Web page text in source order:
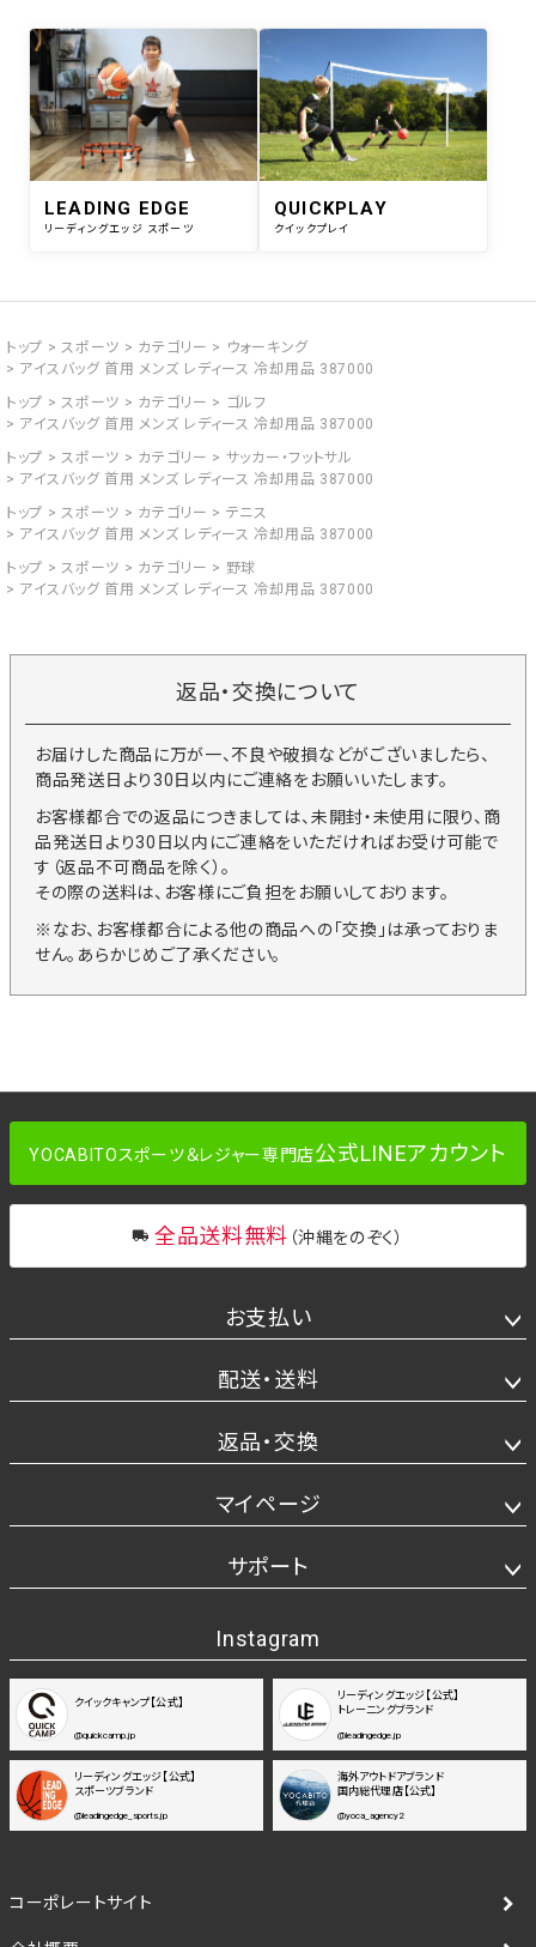
LEADING EDGE
リーディングエッジ スポーツ
QUICKPLAY
クイックプレイ
トップ スポーツ カテゴリー
ウォーキング
アイスバッグ 首用 メンズ レディース 冷却用品 387000
トップ
スポーツ カテゴリー
ゴルフ
アイスバッグ 首用 メンズ レディース 冷却用品 387000
トップ
スポーツ カテゴリー
サッカー・フットサル
アイスバッグ 首用 メンズ レディース 冷却用品 387000
トップ
スポーツ カテゴリー
テニス
アイスバッグ 首用 メンズ レディース 冷却用品 387000
トップ
スポーツ カテゴリー
野球
アイスバッグ 首用 メンズ レディース 冷却用品 387000
返品・交換について
お届けした商品に万が一、不良や破損などがございましたら、
商品発送日より30日以内にご連絡をお願いいたします。
お客様都合での返品につきましては、未開封・未使用に限り、商
品発送日より30日以内にご連絡をいただければお受け可能で
す（返品不可商品を除く）。
その際の送料は、お客様にご負担をお願いしております。
※なお、お客様都合による他の商品への「交換」は承っておりま
せん。あらかじめご了承ください。
YOCABITOスポーツ＆レジャー専門店公式LINEアカウント
全品送料無料 （沖縄をのぞく）
お支払い
配送・送料
返品・交換
マイページ
サポート
Instagram
クイックキャンプ【公式】
@quickcamp.jp
リーディングエッジ【公式】
トレーニングブランド
@leadingedge.jp
リーディングエッジ【公式】
スポーツブランド
@leadingedge_sports.jp
海外アウトドアブランド
国内総代理店【公式】
@yoca_agency2
コーポレートサイト